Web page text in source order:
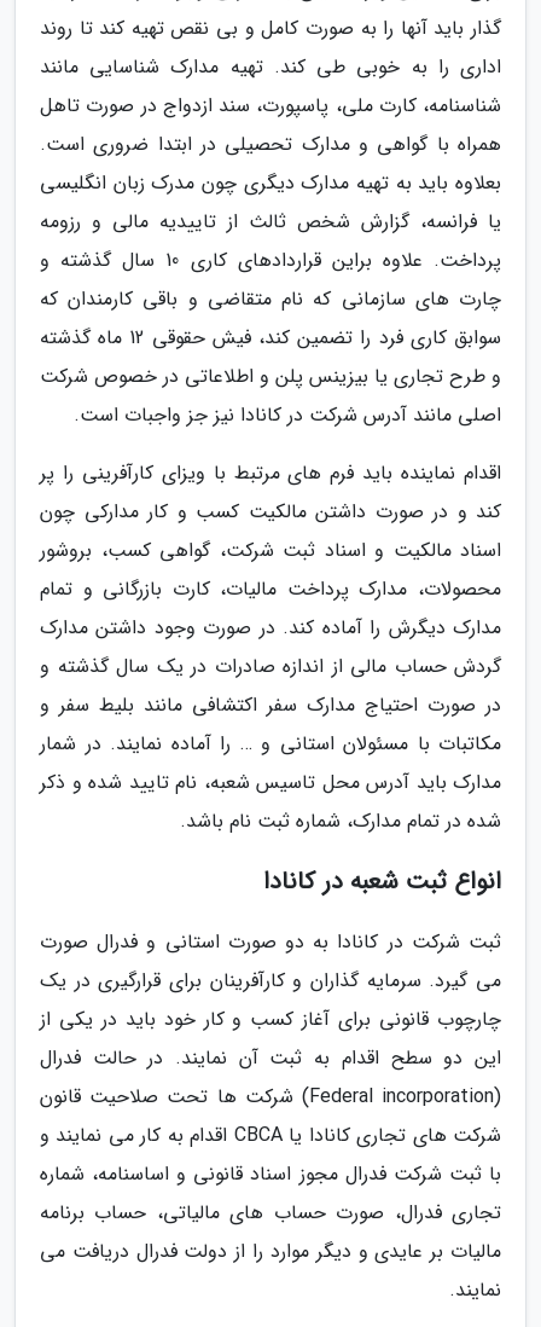
گذار باید آنها را به صورت کامل و بی نقص تهیه کند تا روند
اداری را به خوبی طی کند. تهیه مدارک شناسایی مانند
شناسنامه، کارت ملی، پاسپورت، سند ازدواج در صورت تاهل
همراه با گواهی و مدارک تحصیلی در ابتدا ضروری است.
بعلاوه باید به تهیه مدارک دیگری چون مدرک زبان انگلیسی
یا فرانسه، گزارش شخص ثالث از تاییدیه مالی و رزومه
پرداخت. علاوه براین قراردادهای کاری 10 سال گذشته و
چارت های سازمانی که نام متقاضی و باقی کارمندان که
سوابق کاری فرد را تضمین کند، فیش حقوقی 12 ماه گذشته
و طرح تجاری یا بیزینس پلن و اطلاعاتی در خصوص شرکت
اصلی مانند آدرس شرکت در کانادا نیز جز واجبات است.
اقدام نماینده باید فرم های مرتبط با ویزای کارآفرینی را پر
کند و در صورت داشتن مالکیت کسب و کار مدارکی چون
اسناد مالکیت و اسناد ثبت شرکت، گواهی کسب، بروشور
محصولات، مدارک پرداخت مالیات، کارت بازرگانی و تمام
مدارک دیگرش را آماده کند. در صورت وجود داشتن مدارک
گردش حساب مالی از اندازه صادرات در یک سال گذشته و
در صورت احتیاج مدارک سفر اکتشافی مانند بلیط سفر و
مکاتبات با مسئولان استانی و … را آماده نمایند. در شمار
مدارک باید آدرس محل تاسیس شعبه، نام تایید شده و ذکر
شده در تمام مدارک، شماره ثبت نام باشد.
انواع ثبت شعبه در کانادا
ثبت شرکت در کانادا به دو صورت استانی و فدرال صورت
می گیرد. سرمایه گذاران و کارآفرینان برای قرارگیری در یک
چارچوب قانونی برای آغاز کسب و کار خود باید در یکی از
این دو سطح اقدام به ثبت آن نمایند. در حالت فدرال
(Federal incorporation) شرکت ها تحت صلاحیت قانون
شرکت های تجاری کانادا یا CBCA اقدام به کار می نمایند و
با ثبت شرکت فدرال مجوز اسناد قانونی و اساسنامه، شماره
تجاری فدرال، صورت حساب های مالیاتی، حساب برنامه
مالیات بر عایدی و دیگر موارد را از دولت فدرال دریافت می
نمایند.